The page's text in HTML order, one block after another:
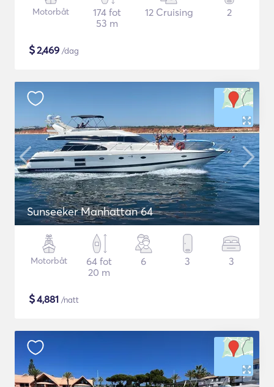
Motorbåt
174 fot
53 m
12 Cruising 2
$2,469 /dag
Sunseeker Manhattan 64
Motorbåt
64 fot
20 m
6 3 3
$4,881 /natt